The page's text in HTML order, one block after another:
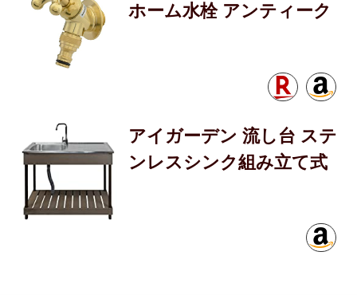
ホーム水栓 アンティーク
アイガーデン 流し台 ステ
ンレスシンク組み立て式